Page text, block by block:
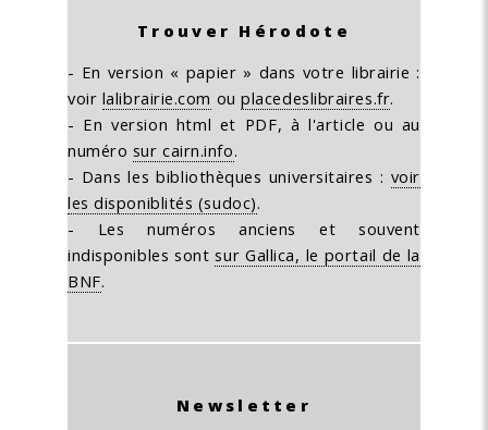
Trouver Hérodote
- En version « papier » dans votre librairie :
voir lalibrairie.com ouplacedeslibraires.fr.
- En version html et PDF, à l'article ou au
numéro sur cairn.info.
- Dans les bibliothèques universitaires : voir
les disponiblités (sudoc).
- Les numéros anciens et souvent
indisponibles sontsur Gallica, le portail de la
BNF.
Newsletter